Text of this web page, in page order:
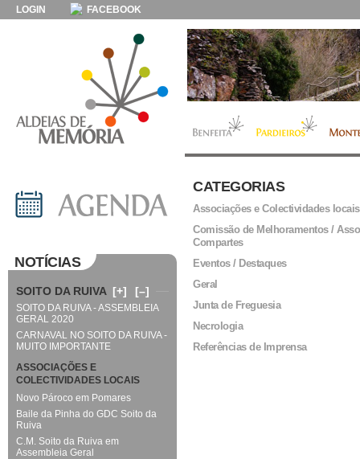
LOGIN FACEBOOK
CATEGORIAS
Associações e Colectividades locais
Comissão de Melhoramentos /
Compartes
Eventos / Destaques
Geral
Junta de Freguesia
Necrologia
Referências de Imprensa
NOTÍCIAS
SOITO DA RUIVA [+] [–]
SOITO DA RUIVA - ASSEMBLEIA
GERAL 2020
CARNAVAL NO SOITO DA RUIVA -
MUITO IMPORTANTE
ASSOCIAÇÕES E
COLECTIVIDADES LOCAIS
Novo Pároco em Pomares
Baile da Pinha do GDC Soito da
Ruiva
C.M. Soito da Ruiva em
Assembleia Geral